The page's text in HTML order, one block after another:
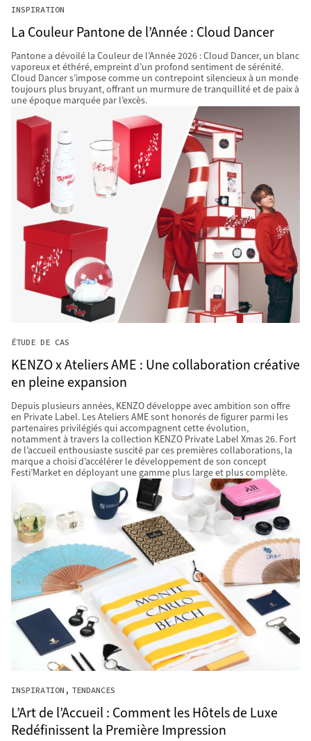
INSPIRATION
La Couleur Pantone de l’Année : Cloud Dancer
Pantone a dévoilé la Couleur de l’Année 2026 : Cloud Dancer, un blanc
vaporeux et éthéré, empreint d’un profond sentiment de sérénité.
Cloud Dancer s’impose comme un contrepoint silencieux à un monde
toujours plus bruyant, offrant un murmure de tranquillité et de paix à
une époque marquée par l’excès.
ÉTUDE DE CAS
KENZO x Ateliers AME : Une collaboration créative
en pleine expansion
Depuis plusieurs années, KENZO développe avec ambition son offre
en Private Label. Les Ateliers AME sont honorés de figurer parmi les
partenaires privilégiés qui accompagnent cette évolution,
notamment à travers la collection KENZO Private Label Xmas 26. Fort
de l’accueil enthousiaste suscité par ces premières collaborations, la
marque a choisi d’accélérer le développement de son concept
Festi’Market en déployant une gamme plus large et plus complète.
INSPIRATION TENDANCES
L’Art de l’Accueil : Comment les Hôtels de Luxe
Redéfinissent la Première Impression